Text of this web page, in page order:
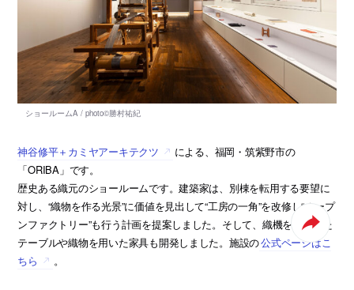
神谷修平＋カミヤアーキテクツ
による、福岡・筑紫野市の
「ORIBA」です。
歴史ある織元のショールームです。建築家は、別棟を転用する要望に
対し、“織物を作る光景”に価値を見出して“工房の一角”を改修し“オープ
ンファクトリー”も行う計画を提案しました。そして、織機を活用した
テーブルや織物を用いた家具も開発しました。施設の公式ページはこ
ちら
。